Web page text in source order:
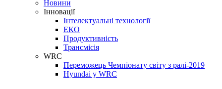
Новини
Інновації
Інтелектуальні технології
ЕКО
Продуктивність
Трансмісія
WRC
Переможець Чемпіонату світу з ралі-2019
Hyundai у WRC